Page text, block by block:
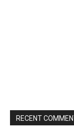
RECENT